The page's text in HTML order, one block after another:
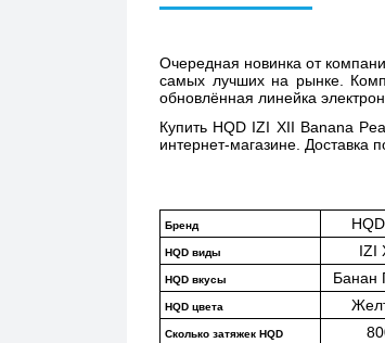
Очередная новинка от
самых лучших на рынке.
обновлённая линейка
Купить HQD IZI XII Banana
интернет-магазине. Доставка
Бренд
HQD виды IZI
HQD вкусы Банан
HQD цвета
Сколько затяжек HQD